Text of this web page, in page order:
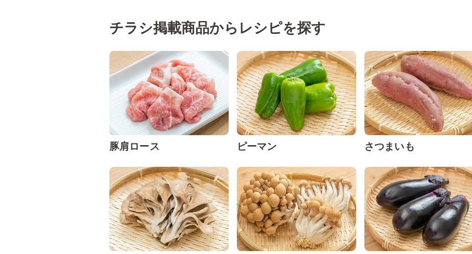
チラシ掲載商品からレシピを探す
豚肩ロース ピーマン さつまいも